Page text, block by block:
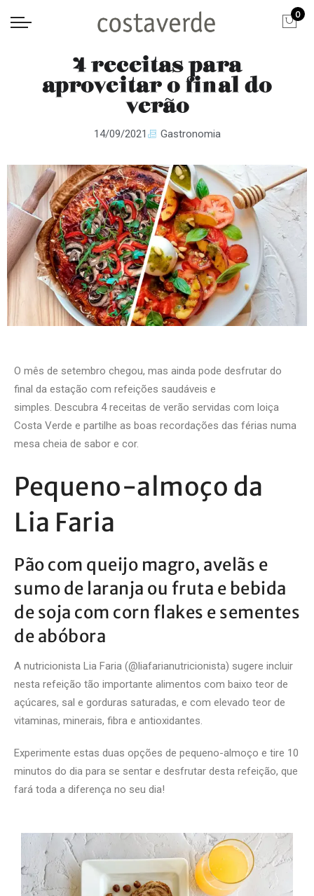
0
4 receitas para
aproveitar o final do
verão
14/09/2021 Gastronomia
O mês de setembro chegou, mas ainda pode desfrutar do
final da estação com refeições saudáveis e
simples. Descubra 4receitas de verão servidas com loiça
Costa Verde e partilhe as boas recordações das férias numa
mesa cheia de sabor e cor.
Pequeno-almoço da
Lia Faria
Pão com queijo magro, avelãs e
sumo de laranja ou fruta e bebida
de soja com corn flakes e sementes
de abóbora
A nutricionista Lia Faria (@liafarianutricionista) sugere incluir
nesta refeição tão importante alimentos com baixo teor de
açúcares, sal e gorduras saturadas, e com elevado teor de
vitaminas, minerais, fibra e antioxidantes.
Experimente estas duas opções de pequeno-almoço e tire 10
minutos do dia para se sentar e desfrutar desta refeição, que
fará toda a diferença no seu dia!